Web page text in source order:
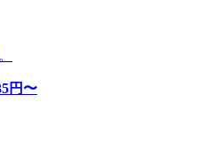
円〜